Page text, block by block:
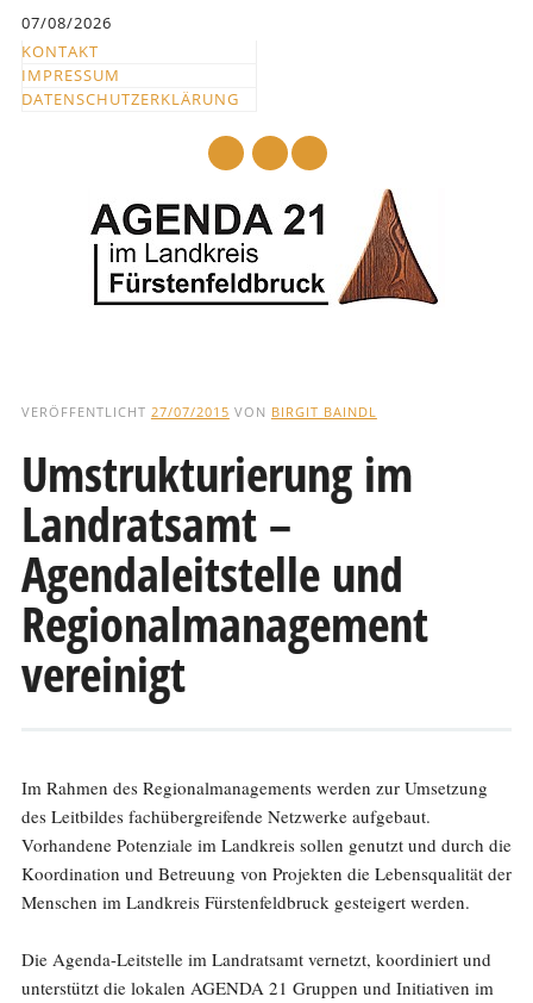
springen
07/08/2026
KONTAKT
IMPRESSUM
DATENSCHUTZERKLÄRUNG
und
Text
VERÖFFENTLICHT 27/07/2015 VON BIRGIT BAINDL
Umstrukturierung im
Landratsamt –
Agendaleitstelle und
Regionalmanagement
vereinigt
Im Rahmen des Regionalmanagements werden zur Umsetzung
des Leitbildes fachübergreifende Netzwerke aufgebaut.
Vorhandene Potenziale im Landkreis sollen genutzt und durch die
Koordination und Betreuung von Projekten die Lebensqualität der
Menschen im Landkreis Fürstenfeldbruck gesteigert werden.
Die Agenda-Leitstelle im Landratsamt vernetzt, koordiniert und
unterstützt die lokalen AGENDA 21 Gruppen und Initiativen im